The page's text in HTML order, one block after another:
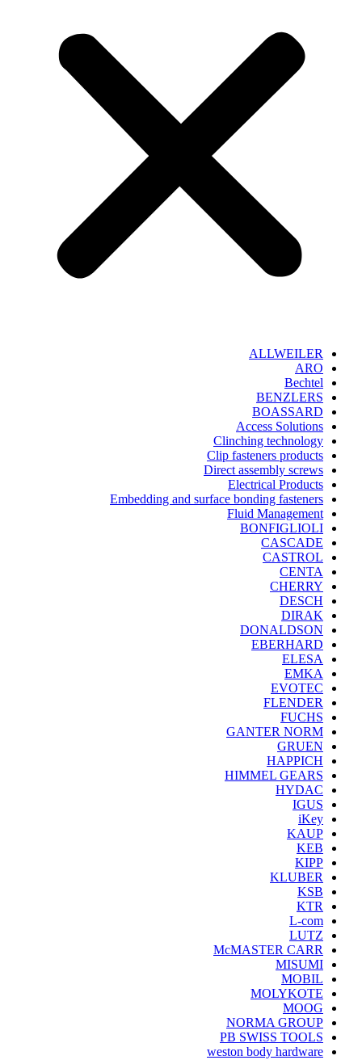
ALLWEILER
ARO
Bechtel
BENZLERS
BOASSARD
Access Solutions
Clinching technology
Clip fasteners products
Direct assembly screws
Electrical Products
Embedding and surface bonding fasteners
Fluid Management
BONFIGLIOLI
CASCADE
CASTROL
CENTA
CHERRY
DESCH
DIRAK
DONALDSON
EBERHARD
ELESA
EMKA
EVOTEC
FLENDER
FUCHS
GANTER NORM
GRUEN
HAPPICH
HIMMEL GEARS
HYDAC
IGUS
iKey
KAUP
KEB
KIPP
KLUBER
KSB
KTR
L-com
LUTZ
McMASTER CARR
MISUMI
MOBIL
MOLYKOTE
MOOG
NORMA GROUP
PB SWISS TOOLS
weston body hardware